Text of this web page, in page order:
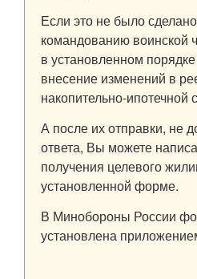
Если это не было
командованию воинской
в установленном
внесение изменений в
накопительно-ипотечной
А после их отправки, не
ответа, Вы можете
получения целевого
установленной форме.
В Минобороны России
установлена